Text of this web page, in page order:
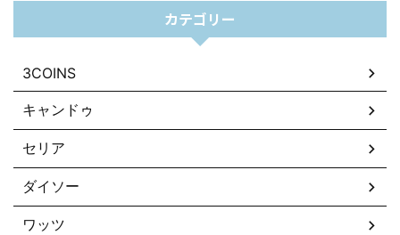
カテゴリー
3COINS
キャンドゥ
セリア
ダイソー
ワッツ